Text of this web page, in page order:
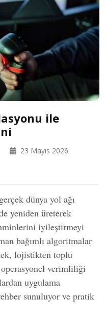
ile
23 Mayıs 2026
dünya yol ağı
yeniden üreterek
iyileştirmeyi
bağımlı algoritmalar
lojistikten toplu
operasyonel verimliliği
uygulama
sunuluyor ve pratik